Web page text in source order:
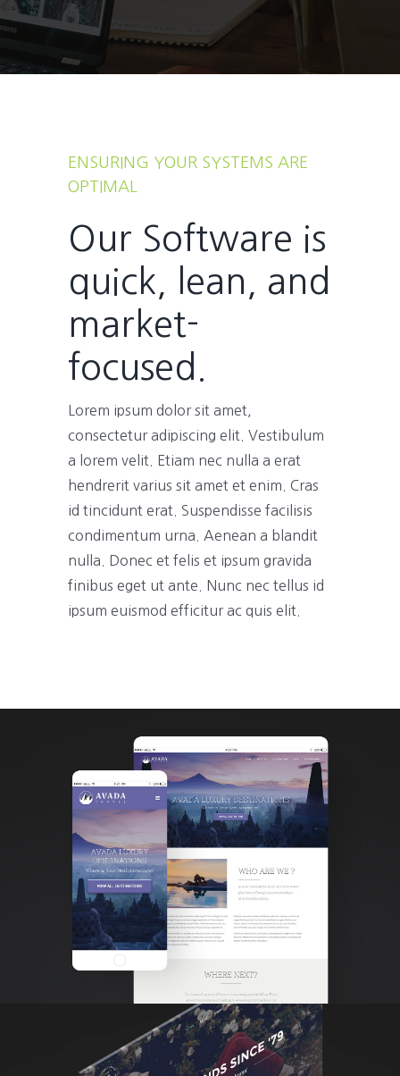
ENSURING YOUR SYSTEMS ARE
OPTIMAL
Our Software is
quick, lean, and
market-
focused.
Lorem ipsum dolor sit amet,
consectetur adipiscing elit. Vestibulum
a lorem velit. Etiam nec nulla a erat
hendrerit varius sit amet et enim. Cras
id tincidunt erat. Suspendisse facilisis
condimentum urna. Aenean a blandit
nulla. Donec et felis et ipsum gravida
finibus eget ut ante. Nunc nec tellus id
ipsum euismod efficitur ac quis elit.